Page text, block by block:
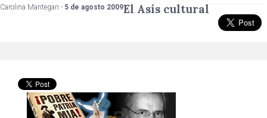
Carolina Mantegari - 5 de agosto 2009El Asís cultural